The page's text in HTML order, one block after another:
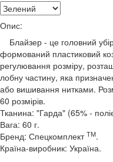
Опис:
Блайзер - це головний
формований пластиковий
регулювання розміру,
лобну частину, яка
або вишивання нитками.
60 розмірів.
Тканина: "Гарда" (65% -
Вага: 60 г.
Бренд: Спецкомплект ТМ.
Країна-виробник: Україна.